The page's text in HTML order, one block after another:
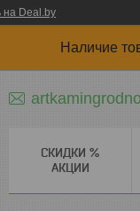
на Deal.by
Наличие
СКИДКИ %
АКЦИИ